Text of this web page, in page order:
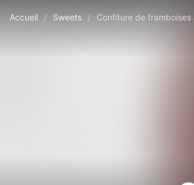
Accueil / Sweets / Confiture de framboises